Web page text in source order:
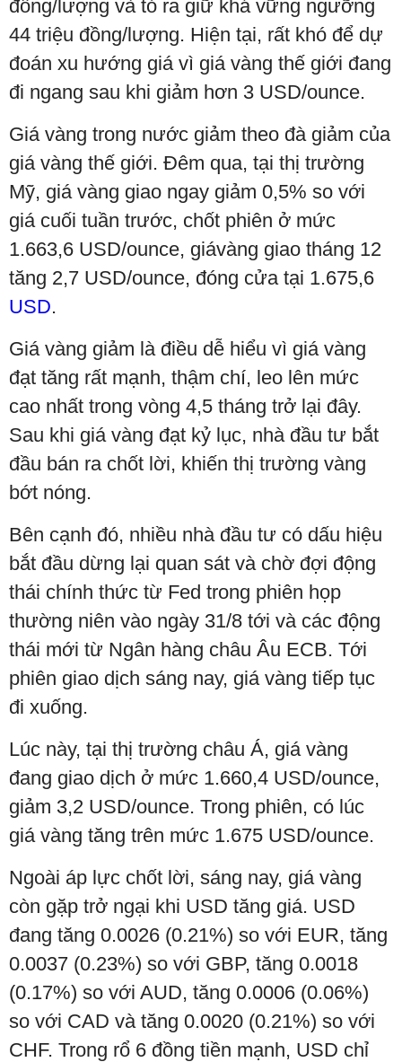
đồng/lượng và tỏ ra giữ khá vững ngưỡng
44 triệu đồng/lượng. Hiện tại, rất khó để dự
đoán xu hướng giá vì giá vàng thế giới đang
đi ngang sau khi giảm hơn 3 USD/ounce.
Giá vàng trong nước giảm theo đà giảm của
giá vàng thế giới. Đêm qua, tại thị trường
Mỹ, giá vàng giao ngay giảm 0,5% so với
giá cuối tuần trước, chốt phiên ở mức
1.663,6 USD/ounce, giávàng giao tháng 12
tăng 2,7 USD/ounce, đóng cửa tại 1.675,6
USD.
Giá vàng giảm là điều dễ hiểu vì giá vàng
đạt tăng rất mạnh, thậm chí, leo lên mức
cao nhất trong vòng 4,5 tháng trở lại đây.
Sau khi giá vàng đạt kỷ lục, nhà đầu tư bắt
đầu bán ra chốt lời, khiến thị trường vàng
bớt nóng.
Bên cạnh đó, nhiều nhà đầu tư có dấu hiệu
bắt đầu dừng lại quan sát và chờ đợi động
thái chính thức từ Fed trong phiên họp
thường niên vào ngày 31/8 tới và các động
thái mới từ Ngân hàng châu Âu ECB. Tới
phiên giao dịch sáng nay, giá vàng tiếp tục
đi xuống.
Lúc này, tại thị trường châu Á, giá vàng
đang giao dịch ở mức 1.660,4 USD/ounce,
giảm 3,2 USD/ounce. Trong phiên, có lúc
giá vàng tăng trên mức 1.675 USD/ounce.
Ngoài áp lực chốt lời, sáng nay, giá vàng
còn gặp trở ngại khi USD tăng giá. USD
đang tăng 0.0026 (0.21%) so với EUR, tăng
0.0037 (0.23%) so với GBP, tăng 0.0018
(0.17%) so với AUD, tăng 0.0006 (0.06%)
so với CAD và tăng 0.0020 (0.21%) so với
CHF. Trong rổ 6 đồng tiền mạnh, USD chỉ